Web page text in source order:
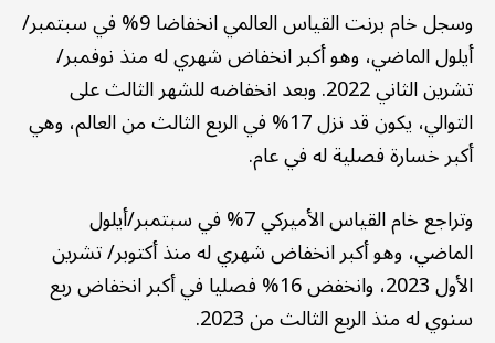
وسجل خام برنت القياس العالمي انخفاضا 9% في سبتمبر/
أيلول الماضي، وهو أكبر انخفاض شهري له منذ نوفمبر/
تشرين الثاني 2022. وبعد انخفاضه للشهر الثالث على
التوالي، يكون قد نزل 17% في الربع الثالث من العالم، وهي
أكبر خسارة فصلية له في عام.
وتراجع خام القياس الأميركي 7% في سبتمبر/أيلول
الماضي، وهو أكبر انخفاض شهري له منذ أكتوبر/ تشرين
الأول 2023، وانخفض 16% فصليا في أكبر انخفاض ربع
سنوي له منذ الربع الثالث من 2023.